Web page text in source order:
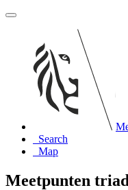
Search
Map
Meetpunten